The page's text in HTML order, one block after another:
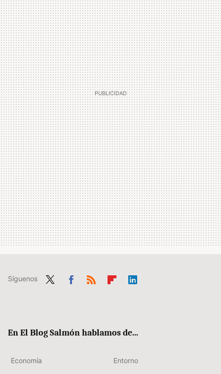
Síguenos
En El Blog Salmón hablamos de...
Economía Entorno